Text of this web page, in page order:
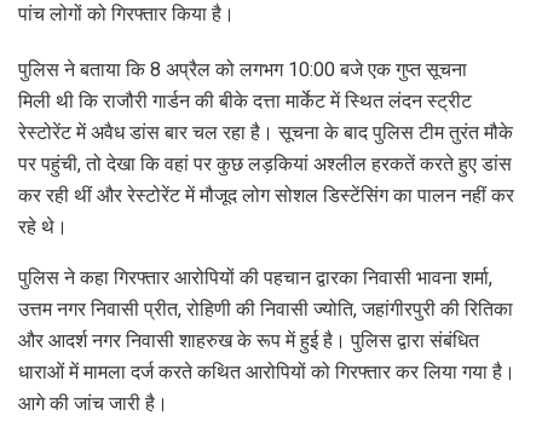
पांच लोगों को गिरफ्तार किया है।
पुलिस ने बताया कि 8 अप्रैल को लगभग 10:00 बजे एक गुप्त सूचना
मिली थी कि राजौरी गार्डन की बीके दत्ता मार्केट में स्थित लंदन स्ट्रीट
रेस्टोरेंट में अवैध डांस बार चल रहा है। सूचना के बाद पुलिस टीम तुरंत मौके
पर पहुंची, तो देखा कि वहां पर कुछ लड़कियां अश्लील हरकतें करते हुए डांस
कर रही थीं और रेस्टोरेंट में मौजूद लोग सोशल डिस्टेंसिंग का पालन नहीं कर
रहे थे।
पुलिस ने कहा गिरफ्तार आरोपियों की पहचान द्वारका निवासी भावना शर्मा,
उत्तम नगर निवासी प्रीत, रोहिणी की निवासी ज्योति, जहांगीरपुरी की रितिका
और आदर्श नगर निवासी शाहरुख के रूप में हुई है। पुलिस द्वारा संबंधित
धाराओं में मामला दर्ज करते कथित आरोपियों को गिरफ्तार कर लिया गया है।
आगे की जांच जारी है।